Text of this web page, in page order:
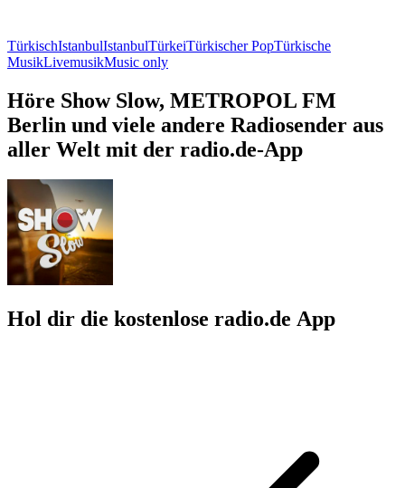
TürkischIstanbulIstanbulTürkeiTürkischer PopTürkische
MusikLivemusikMusic only
Höre Show Slow, METROPOL FM
Berlin und viele andere Radiosender aus
aller Welt mit der radio.de-App
Hol dir die kostenlose radio.de App